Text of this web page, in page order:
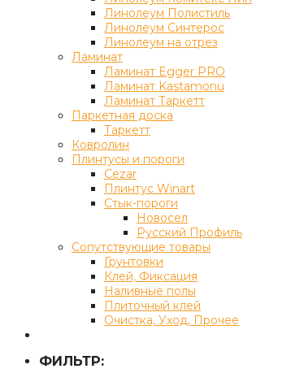
Линолеум Полистиль
Линолеум Синтерос
Линолеум на отрез
Ламинат
Ламинат Egger PRO
Ламинат Kastamonu
Ламинат Таркетт
Паркетная доска
Таркетт
Ковролин
Плинтусы и пороги
Cezar
Плинтус Winart
Стык-пороги
Новосел
Русский Профиль
Сопутствующие товары
Грунтовки
Клей, Фиксация
Наливные полы
Плиточный клей
Очистка, Уход, Прочее
ФИЛЬТР: